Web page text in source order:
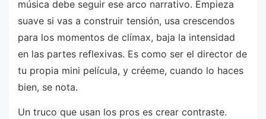
música debe seguir ese arco narrativo. Empieza
suave si vas a construir tensión, usa crescendos
para los momentos de clímax, baja la intensidad
en las partes reflexivas. Es como ser el director de
tu propia mini película, y créeme, cuando lo haces
bien, se nota.
Un truco que usan los pros es crear contraste.